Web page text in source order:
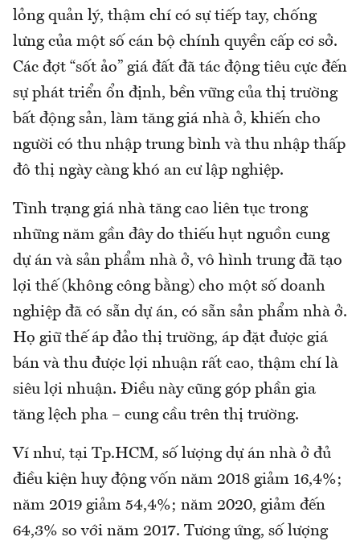
lỏng quản lý, thậm chí có sự tiếp tay, chống
lưng của một số cán bộ chính quyền cấp cơ sở.
Các đợt “sốt ảo” giá đất đã tác động tiêu cực đến
sự phát triển ổn định, bền vững của thị trường
bất động sản, làm tăng giá nhà ở, khiến cho
người có thu nhập trung bình và thu nhập thấp
đô thị ngày càng khó an cư lập nghiệp.
Tình trạng giá nhà tăng cao liên tục trong
những năm gần đây do thiếu hụt nguồn cung
dự án và sản phẩm nhà ở, vô hình trung đã tạo
lợi thế (không công bằng) cho một số doanh
nghiệp đã có sẵn dự án, có sẵn sản phẩm nhà ở.
Họ giữ thế áp đảo thị trường, áp đặt được giá
bán và thu được lợi nhuận rất cao, thậm chí là
siêu lợi nhuận. Điều này cũng góp phần gia
tăng lệch pha – cung cầu trên thị trường.
Ví như, tại Tp.HCM, số lượng dự án nhà ở đủ
điều kiện huy động vốn năm 2018 giảm 16,4%;
năm 2019 giảm 54,4%; năm 2020, giảm đến
64,3% so với năm 2017. Tương ứng, số lượng